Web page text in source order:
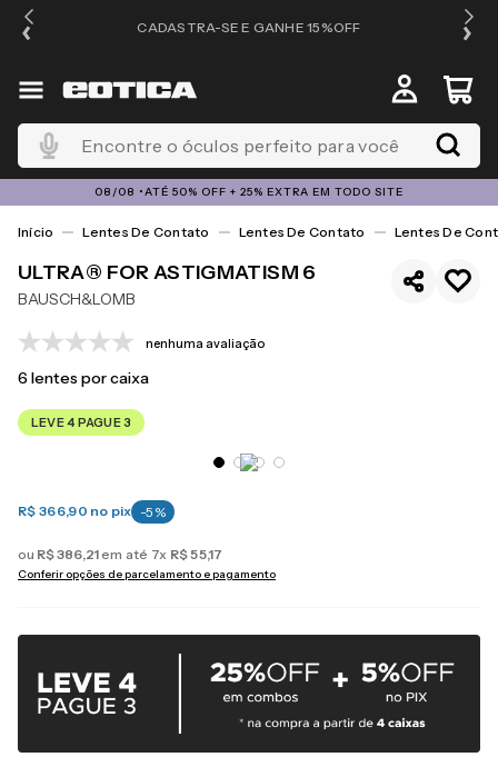
CADASTRA-SE E GANHE 15%OFF
Encontre o óculos perfeito para você
08/08 •ATÉ 50% OFF + 25% EXTRA EM TODO SITE
Lentes De Contato Lentes De Contato Lentes De
ULTRA® FOR ASTIGMATISM 6
BAUSCH&LOMB
nenhuma avaliação
6 lentes por caixa
LEVE 4 PAGUE 3
R$ 366,90 no pix -5 %
ou R$386,21 em até 7x R$55,17
Conferir opções de parcelamento e pagamento